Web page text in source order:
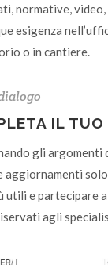
normative,
esigenza
o in cantiere.
IL TUO
gli argomenti
aggiornamenti
utili e partecipare
agli